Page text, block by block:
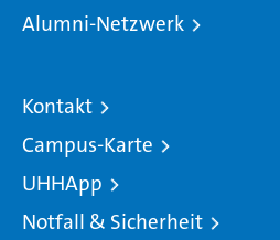
Alumni-Netzwerk
Kontakt
Campus-Karte
UHHApp
Notfall & Sicherheit